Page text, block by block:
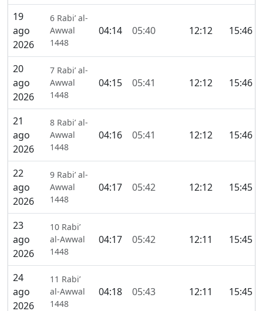
19
ago
2026
6 Rabi’ al-
Awwal
1448
04:14 05:40 12:12 15:46
20
ago
2026
7 Rabi’ al-
Awwal
1448
04:15 05:41 12:12 15:46
21
ago
2026
8 Rabi’ al-
Awwal
1448
04:16 05:41 12:12 15:46
22
ago
2026
9 Rabi’ al-
Awwal
1448
04:17 05:42 12:12 15:45
23
ago
2026
10 Rabi’
al-Awwal
1448
04:17 05:42 12:11 15:45
24
ago
2026
11 Rabi’
al-Awwal
1448
04:18 05:43 12:11 15:45